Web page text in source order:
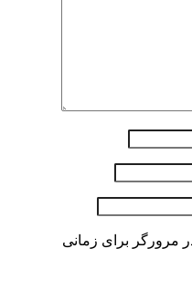
مرورگر برای زمانی